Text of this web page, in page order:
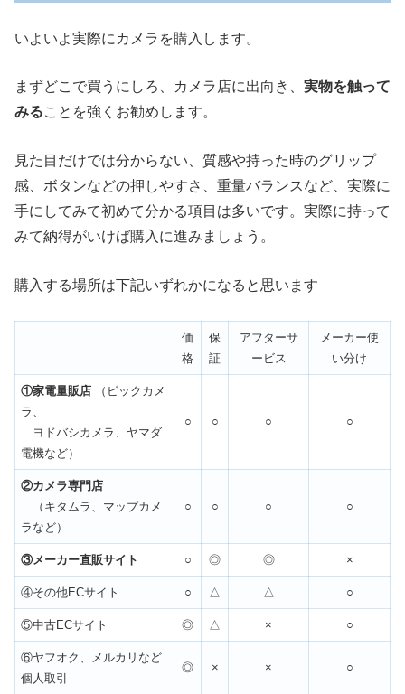
いよいよ実際にカメラを購入します。
まずどこで買うにしろ、カメラ店に出向き、 実物を触って
みることを強くお勧めします。
見た目だけでは分からない、質感や持った時のグリップ
感、ボタンなどの押しやすさ、重量バランスなど、実際に
手にしてみて初めて分かる項目は多いです。実際に持って
みて納得がいけば購入に進みましょう。
購入する場所は下記いずれかになると思います
価
格
保
証
アフターサ
ービス
メーカー使
い分け
①家電量販店
（ビックカメ
ラ、
ヨドバシカメラ、ヤマダ
電機など）
○ ○ ○ ○
②カメラ専門店
（キタムラ、マップカメ
ラなど）
○ ○ ○ ○
③メーカー直販サイト ○ ◎ ◎ ×
④その他ECサイト ○ △ △ ○
⑤中古ECサイト ◎ △ × ○
⑥ヤフオク、メルカリなど
個人取引
◎ × × ○